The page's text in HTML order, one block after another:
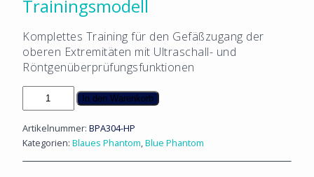
Trainingsmodell
Komplettes Training für den Gefäßzugang der
oberen Extremitäten mit Ultraschall- und
Röntgenüberprüfungsfunktionen
II
PICC-,
PIV-
In den Warenkorb
Artikelnummer: BPA304-HP
Kategorien: Blaues Phantom,Blue Phantom